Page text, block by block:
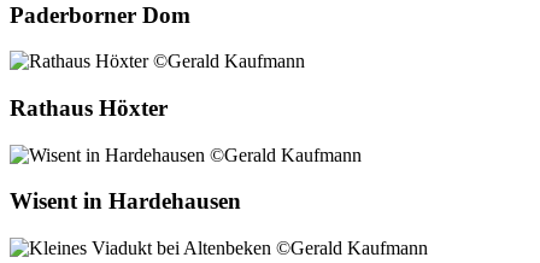
Paderborner Dom
Rathaus Höxter
Wisent in Hardehausen